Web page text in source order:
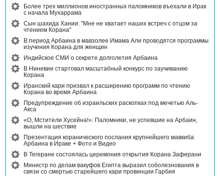
Более трех миллионов иностранных паломников въехали в Ирак
с начала Мухаррама
Сын шахида Хании: "Мне не хватает наших встреч с отцом за
чтением Корана"
В период Арбаина в мавзолее Имама Али проводятся программы
изучения Корана для женщин
Индийское СМИ о секрете долголетия Арбаина
В Ниневии стартовал масштабный конкурс по заучиванию
Корана
Иранский кари призвал к расширению программ по чтению
Корана во время Арбаина
Предупреждение об израильских раскопках под мечетью Аль-
Акса
«О, Мстители Хусейна!»: Паломники, не успевшие на Арбаин,
вышли на шествие
Презентация коранического послания крупнейшего мавкиба
Арбаина в Ираке + Фото и Видео
В Тегеране состоялась церемония открытия Корана Заферани
Министр по делам вакуфов Египта выразил соболезнования в
связи со смертью старейшего кари провинции Гарбия